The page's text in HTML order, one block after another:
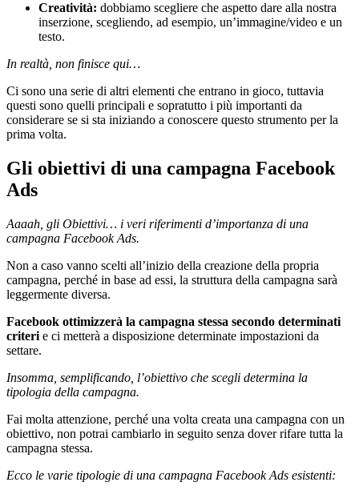
Creatività: dobbiamo scegliere che aspetto dare alla nostra
inserzione, scegliendo, ad esempio, un’immagine/video e un
testo.
In realtà, non finisce qui…
Ci sono una serie di altri elementi che entrano in gioco, tuttavia
questi sono quelli principali e sopratutto i più importanti da
considerare se si sta iniziando a conoscere questo strumento per la
prima volta.
Gli obiettivi di una campagna Facebook
Ads
Aaaah, gli Obiettivi… i veri riferimenti d’importanza di una
campagna Facebook Ads.
Non a caso vanno scelti all’inizio della creazione della propria
campagna, perché in base ad essi, la struttura della campagna sarà
leggermente diversa.
Facebook ottimizzerà la campagna stessa secondo determinati
criteri e ci metterà a disposizione determinate impostazioni da
settare.
Insomma, semplificando, l’obiettivo che scegli determina la
tipologia della campagna.
Fai molta attenzione, perché una volta creata una campagna con un
obiettivo, non potrai cambiarlo in seguito senza dover rifare tutta la
campagna stessa.
Ecco le varie tipologie di una campagna Facebook Ads esistenti: